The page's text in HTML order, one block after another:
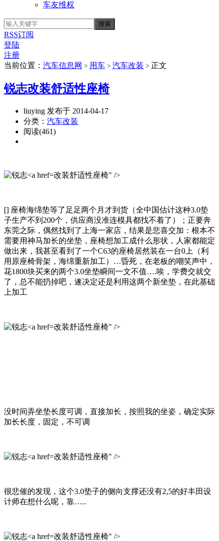
车友维权
RSS订阅
登陆
注册
当前位置： 汽车信息网 > 用车 > 汽车改装 > 正文
锐志改装舒适性座椅
liuying 发布于 2014-04-17
分类： 汽车改装
阅读(461)
改装舒适性座椅" />
[] 座椅海绵垫等了足足两个月才到货（全中国估计这种3.0垫
子生产不到200个，供应商没准连模具都找不着了）；正要奔
东莞之际，偶然找到了上海一家店，结果是悲喜交加：根本不
需要用神马加长的坐垫，座椅想加工成什么形状，人家都能定
做出来，我甚至看到了一个C63的座椅居然装在一台0上（利
用原座椅骨架，海绵重新加工）…昏死，在老板的嘲笑声中，
花1800块买来的两个3.0坐垫瞬间一文不值….唉，学费交就交
了，总不能扔掉吧，遂决定还是利用这两个新坐垫，在此基础
上加工
改装舒适性座椅" />
没时间弄坐垫长度可调，直接加长，按照我的坐姿，确定实际
加长长度，固定，不可调
改装舒适性座椅" />
很悲催的发现，这个3.0垫子的侧向支撑还没有2,5的好丰田设
计师在想什么呢，靠…..
改装舒适性座椅" />